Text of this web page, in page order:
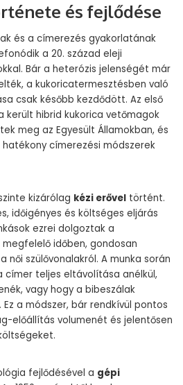
és fejlődése
és a címerezés gyakorlatának
a 20. század eleji
Bár a heterózis jelenségét már
a kukoricatermesztésben való
csak később kezdődött. Az első
került hibrid kukorica vetőmagok
meg az Egyesült Államokban, és
címerezési módszerek
kizárólag kézi erővel történt.
időigényes és költséges eljárás
ezrei dolgoztak a
időben, gondosan
szülővonalakról. A munka során
címer teljes eltávolítása anélkül,
vagy hogy a bibeszálak
a módszer, bár rendkívül pontos
előállítás volumenét és jelentősen
fejlődésével a gépi